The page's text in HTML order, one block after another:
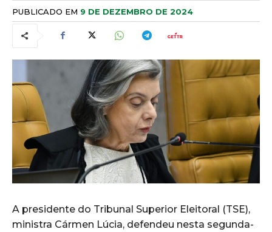
PUBLICADO EM 9 DE DEZEMBRO DE 2024
A presidente do Tribunal Superior Eleitoral (TSE),
ministra Cármen Lúcia, defendeu nesta segunda-